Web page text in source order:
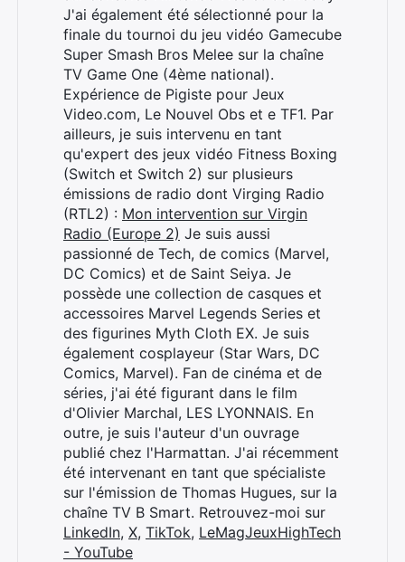
J'ai également été sélectionné pour la
finale du tournoi du jeu vidéo Gamecube
Super Smash Bros Melee sur la chaîne
TV Game One (4ème national).
Expérience de Pigiste pour Jeux
Video.com, Le Nouvel Obs et e TF1. Par
ailleurs, je suis intervenu en tant
qu'expert des jeux vidéo Fitness Boxing
(Switch et Switch 2) sur plusieurs
émissions de radio dont Virging Radio
(RTL2) : Mon intervention sur Virgin
Radio (Europe 2) Je suis aussi
passionné de Tech, de comics (Marvel,
DC Comics) et de Saint Seiya. Je
possède une collection de casques et
accessoires Marvel Legends Series et
des figurines Myth Cloth EX. Je suis
également cosplayeur (Star Wars, DC
Comics, Marvel). Fan de cinéma et de
séries, j'ai été figurant dans le film
d'Olivier Marchal, LES LYONNAIS. En
outre, je suis l'auteur d'un ouvrage
publié chez l'Harmattan. J'ai récemment
été intervenant en tant que spécialiste
sur l'émission de Thomas Hugues, sur la
chaîne TV B Smart. Retrouvez-moi sur
LinkedIn, X, TikTok, LeMagJeuxHighTech
- YouTube